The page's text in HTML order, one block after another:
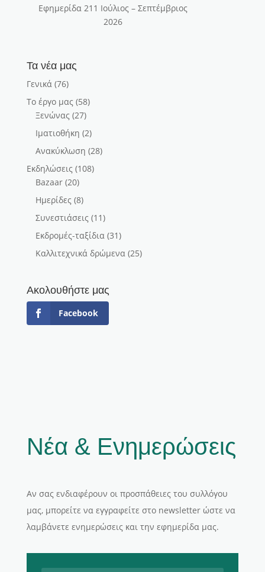
Εφημερίδα 211 Ιούλιος – Σεπτέμβριος
2026
Τα νέα μας
Γενικά (76)
Το έργο μας(58)
Ξενώνας(27)
Ιματιοθήκη (2)
Ανακύκλωση (28)
Εκδηλώσεις(108)
Bazaar(20)
Ημερίδες(8)
Συνεστιάσεις(11)
Εκδρομές-ταξίδια (31)
Καλλιτεχνικά δρώμενα (25)
Ακολουθήστε μας
Facebook
Νέα & Ενημερώσεις
Αν σας ενδιαφέρουν οι προσπάθειες του συλλόγου
μας, μπορείτε να εγγραφείτε στο newsletter ώστε να
λαμβάνετε ενημερώσεις και την εφημερίδα μας.